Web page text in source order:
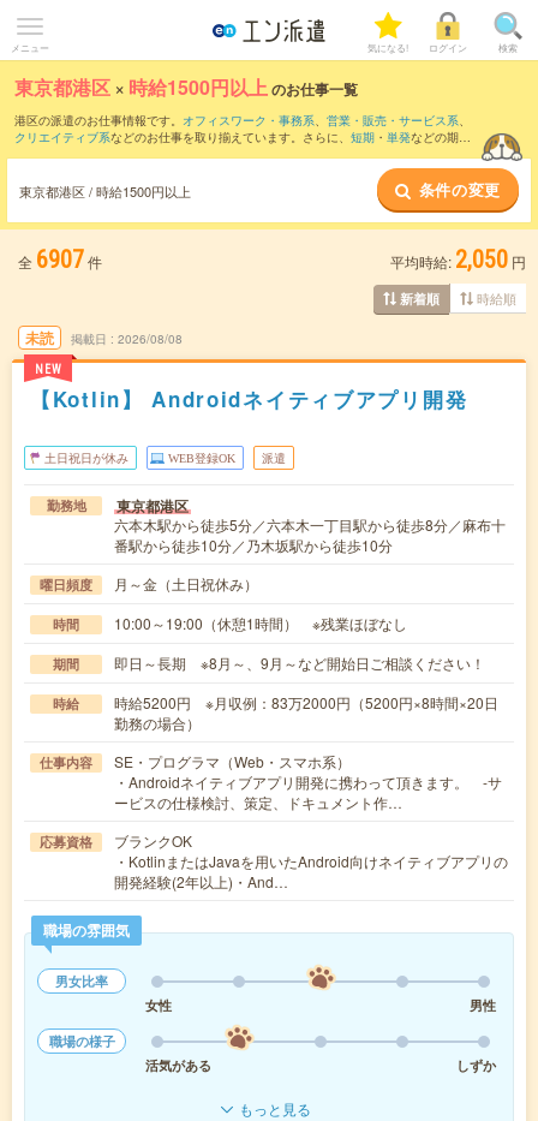
メニュー 気になる! ログイン 検索
東京都港区 × 時給1500円以上のお仕事一覧
港区の派遣のお仕事情報です。 オフィスワーク・事務系、 営業・販売・サービス系、
クリエイティブ系などのお仕事を取り揃えています。さらに、 短期 ・ 単発などの期間
東京都港区 / 時給1500円以上 条件の変更
全 6907件 平均時給: 2,050 円
新着順 時給順
未読
NEW
掲載日 2026/08/08
【Kotlin】 Androidネイティブアプリ開発
土日祝日が休み WEB登録OK 派遣
勤務地 東京都港区
六本木駅から徒歩5分／六本木一丁目駅から徒歩8分／麻布十
番駅から徒歩10分／乃木坂駅から徒歩10分
曜日頻度 月～金（土日祝休み）
時間 10:00～19:00（休憩1時間） ※残業ほぼなし
期間 即日～長期 ※8月～、9月～など開始日ご相談ください！
時給
時給5200円 ※月収例：83万2000円（5200円×8時間×20日
勤務の場合）
仕事内容
SE・プログラマ（Web・スマホ系）
・Androidネイティブアプリ開発に携わって頂きます。 -サ
ービスの仕様検討、策定、ドキュメント作…
応募資格
ブランクOK
・KotlinまたはJavaを用いたAndroid向けネイティブアプリの
開発経験(2年以上)・And…
職場の雰囲気
男女比率
女性
男性
職場の様子
活気がある
しずか
もっと見る